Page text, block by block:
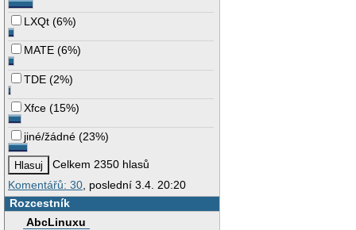
LXQt (6%)
MATE (6%)
TDE (2%)
Xfce (15%)
jiné/žádné (23%)
Celkem 2350 hlasů
Komentářů: 30 , poslední 3.4. 20:20
Rozcestník
AbcLinuxu